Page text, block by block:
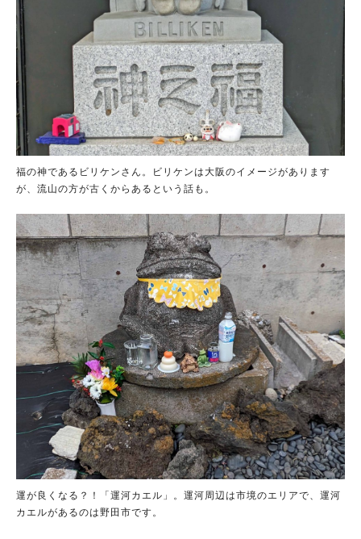
福の神であるビリケンさん。ビリケンは大阪のイメージがあります
が、流山の方が古くからあるという話も。
運が良くなる？！「運河カエル」。運河周辺は市境のエリアで、運河
カエルがあるのは野田市です。